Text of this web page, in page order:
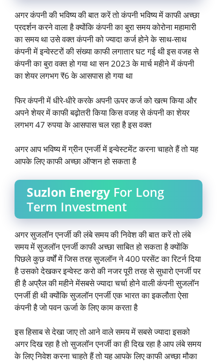
अगर कंपनी की भविष्य की बात करें तो कंपनी भविष्य में काफी अच्छा
प्रदर्शन करने वाला है क्योंकि कंपनी का बुरा समय कोरोना महामारी
का समय था उसे वक्त कंपनी को ज्यादा कर्ज होने के साथ-साथ
कंपनी में इन्वेस्टरों की संख्या काफी लगातार घट गई थी इस वजह से
कंपनी का बुरा वक्त हो गया था सन 2023 के मार्च महीने में कंपनी
का शेयर लगभग ₹6 के आसपास हो गया था
फिर कंपनी में धीरे-धीरे करके अपनी ऊपर कर्ज को खत्म किया और
अपने शेयर में काफी बढ़ोतरी किया किस वजह से कंपनी का शेयर
लगभग 47 रुपया के आसपास चल रहा है इस वक्त
अगर आप भविष्य में ग्रीन एनर्जी में इन्वेस्टमेंट करना चाहते हैं तो यह
आपके लिए काफी अच्छा ऑप्शन हो सकता है
Suzlon Energy For Long
Term Investment
अगर सुजलॉन एनर्जी की लंबे समय की निवेश की बात करें तो लंबे
समय में सुजलॉन एनर्जी काफी अच्छा साबित हो सकता है क्योंकि
पिछले कुछ वर्षों में जिस तरह सुजलॉन ने 400 परसेंट का रिटर्न दिया
है उसको देखकर इन्वेस्ट करो की नजर पूरी तरह से सुधारो एनर्जी पर
ही है अप्रैल की महीने मेंसबसे ज्यादा चर्चा होने वाली कंपनी सुजलॉन
एनर्जी ही थी क्योंकि सुजलॉन एनर्जी एक भारत का इकलौता ऐसा
कंपनी है जो पवन ऊर्जा के लिए काम करता है
इस हिसाब से देखा जाए तो आने वाले समय में सबसे ज्यादा इसको
अगर दिख रहा है तो सुजलॉन एनर्जी का ही दिख रहा है आप लंबे समय
के लिए निवेश करना चाहते हैं तो यह आपके लिए काफी अच्छा मौका